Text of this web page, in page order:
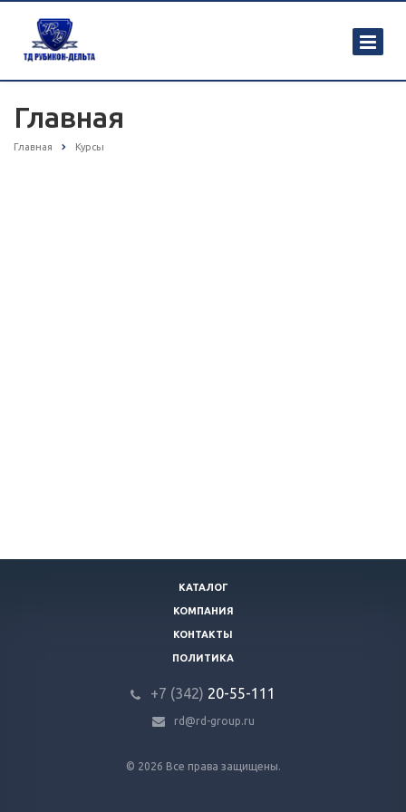
Главная
Главная Курсы
© 2026 Все права защищены.
КАТАЛОГ
КОМПАНИЯ
КОНТАКТЫ
ПОЛИТИКА
+7 (342) 20-55-111
rd@rd-group.ru